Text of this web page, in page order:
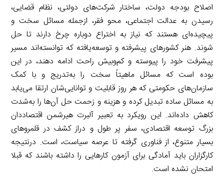
اصلاح بودجه دولت، ساختار شرکت‌های دولتی، نظام قضایی،
رسیدن به عدالت اجتماعی، محو فقر، ازجمله مسائل سخت و
پیچیده‌ای هستند که نیاز به اختراع دوباره چرخ دارند تا حل
شوند. هنر کشورهای پیشرفته و توسعه‌یافته که توانسته‌اند مسیر
پیشرفت خود را پیوسته و کم‌وبیش راحت ادامه دهند، در این
بوده است که مسائل ماهیتاً سخت را به‌تدریج و با کمک
سازمان‌های حکومتی که هر روز قابلیت و توانایی‌شان ارتقا می‌یابد
به مسائل ساده تبدیل کرده و هزینه و زحمت حل آن‌ها را به‌شدت
کاهش داده‌اند. این رویکرد به تعبیر آلبرت هیرشمن اقتصاددان
بزرگ توسعه اقتصادی، سفر پر طول و دراز کشف در قلمروهای
بسیار متنوع، از فناوری گرفته تا عرصه سیاست، است. درنتیجه
کارگزاران باید آمادگی برای آزمون کارهایی را داشته باشند که قبلا
امتحان نشده است.